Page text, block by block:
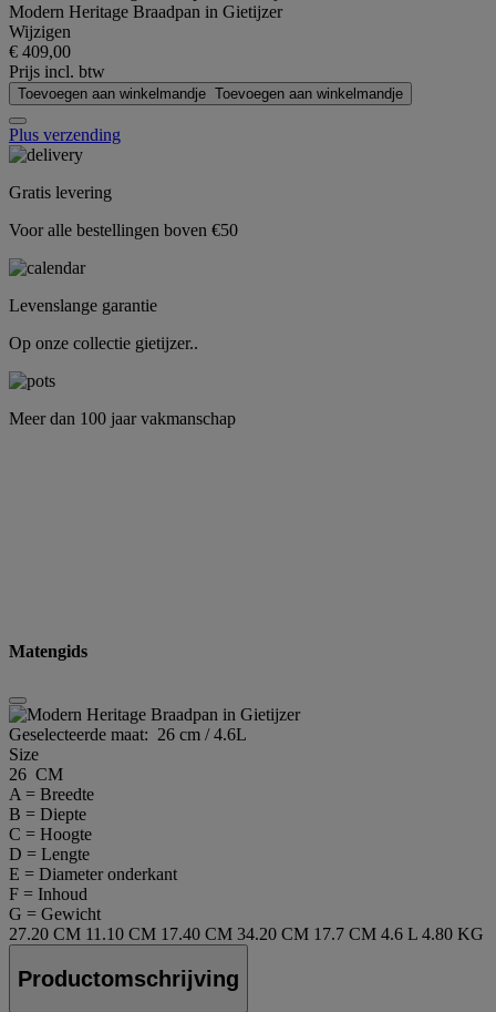
Modern Heritage Braadpan in Gietijzer
Wijzigen
€ 409,00
Prijs incl. btw
Toevoegen aan winkelmandje Toevoegen aan winkelmandje
Plus verzending
Gratis levering
Voor alle bestellingen boven €50
Levenslange garantie
Op onze collectie gietijzer..
Meer dan 100 jaar vakmanschap
Matengids
Geselecteerde maat: 26 cm / 4.6L
Size
26 CM
A = Breedte
B = Diepte
C = Hoogte
D = Lengte
E = Diameter onderkant
F = Inhoud
G = Gewicht
27.20 CM 11.10 CM 17.40 CM 34.20 CM 17.7 CM 4.6 L 4.80 KG
Productomschrijving